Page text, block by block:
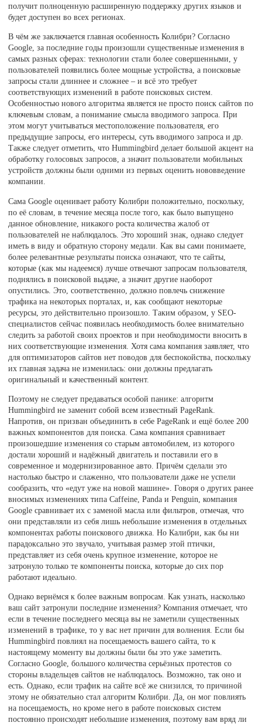
получит полноценную расширенную поддержку других языков и
будет доступен во всех регионах.
В чём же заключается главная особенность Колибри? Согласно
Google, за последние годы произошли существенные изменения в
самых разных сферах: технологии стали более совершенными, у
пользователей появились более мощные устройства, а поисковые
запросы стали длиннее и сложнее – и всё это требует
соответствующих изменений в работе поисковых систем.
Особенностью нового алгоритма является не просто поиск сайтов по
ключевым словам, а понимание смысла вводимого запроса. При
этом могут учитываться местоположение пользователя, его
предыдущие запросы, его интересы, суть вводимого запроса и др.
Также следует отметить, что Hummingbird делает большой акцент на
обработку голосовых запросов, а значит пользователи мобильных
устройств должны были одними из первых оценить нововведение
компании.
Сама Google оценивает работу Колибри положительно, поскольку,
по её словам, в течение месяца после того, как было выпущено
данное обновление, никакого роста количества жалоб от
пользователей не наблюдалось. Это хороший знак, однако следует
иметь в виду и обратную сторону медали. Как вы сами понимаете,
более релевантные результаты поиска означают, что те сайты,
которые (как мы надеемся) лучше отвечают запросам пользователя,
поднялись в поисковой выдаче, а значит другие наоборот
опустились. Это, соответственно, должно повлечь снижение
трафика на некоторых порталах, и, как сообщают некоторые
ресурсы, это действительно произошло. Таким образом, у SEO-
специалистов сейчас появилась необходимость более внимательно
следить за работой своих проектов и при необходимости вносить в
них соответствующие изменения. Хотя сама компания заявляет, что
для оптимизаторов сайтов нет поводов для беспокойства, поскольку
их главная задача не изменилась: они должны предлагать
оригинальный и качественный контент.
Поэтому не следует предаваться особой панике: алгоритм
Hummingbird не заменит собой всем известный PageRank.
Напротив, он призван объединить в себе PageRank и ещё более 200
важных компонентов для поиска. Сама компания сравнивает
произошедшие изменения со старым автомобилем, из которого
достали хороший и надёжный двигатель и поставили его в
современное и модернизированное авто. Причём сделали это
настолько быстро и слаженно, что пользователи даже не успели
сообразить, что «едут уже на новой машине». Говоря о других ранее
вносимых изменениях типа Caffeine, Panda и Penguin, компания
Google сравнивает их с заменой масла или фильтров, отмечая, что
они представляли из себя лишь небольшие изменения в отдельных
компонентах работы поискового движка. Но Калибри, как бы ни
парадоксально это звучало, учитывая размер этой птички,
представляет из себя очень крупное изменение, которое не
затронуло только те компоненты поиска, которые до сих пор
работают идеально.
Однако вернёмся к более важным вопросам. Как узнать, насколько
ваш сайт затронули последние изменения? Компания отмечает, что
если в течение последнего месяца вы не заметили существенных
изменений в трафике, то у вас нет причин для волнения. Если бы
Hummingbird повлиял на посещаемость вашего сайта, то к
настоящему моменту вы должны были бы это уже заметить.
Согласно Google, большого количества серьёзных протестов со
стороны владельцев сайтов не наблюдалось. Возможно, так оно и
есть. Однако, если трафик на сайте всё же снизился, то причиной
этому не обязательно стал алгоритм Колибри. Да, он мог повлиять
на посещаемость, но кроме него в работе поисковых систем
постоянно происходят небольшие изменения, поэтому вам вряд ли